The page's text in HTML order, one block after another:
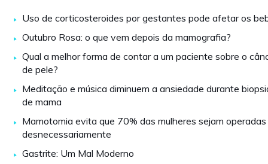
Uso de corticosteroides por gestantes pode afetar os
Outubro Rosa: o que vem depois da mamografia?
Qual a melhor forma de contar a um paciente sobre o
de pele?
Meditação e música diminuem a ansiedade durante
de mama
Mamotomia evita que 70% das mulheres sejam operadas
desnecessariamente
Gastrite: Um Mal Moderno